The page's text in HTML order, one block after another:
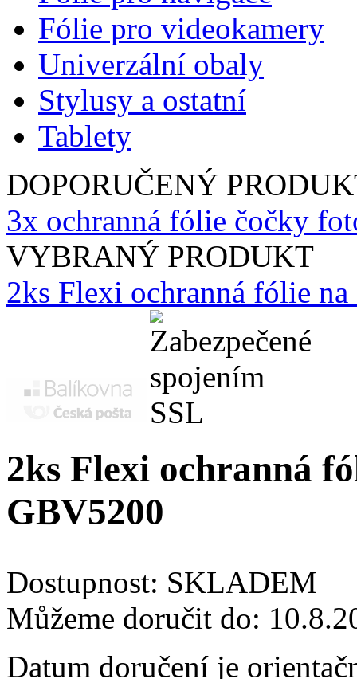
Fólie pro videokamery
Univerzální obaly
Stylusy a ostatní
Tablety
DOPORUČENÝ
3x ochranná fólie čočky
VYBRANÝ PRODUKT
2ks Flexi ochranná fólie
2ks Flexi ochranná
GBV5200
Dostupnost: SKLADEM
Můžeme doručit do:
Datum doručení je